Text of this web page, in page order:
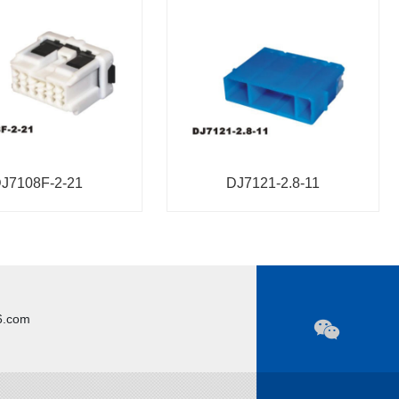
2-21 DJ7121-2.8-11